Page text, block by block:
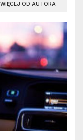
WIĘCEJ OD AUTORA